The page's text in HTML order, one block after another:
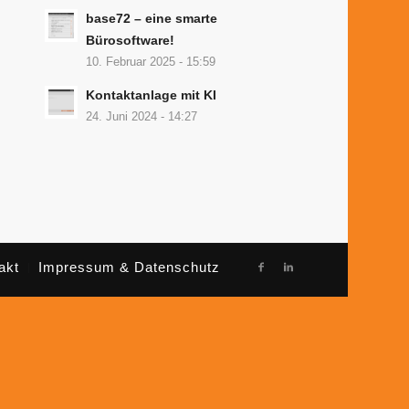
base72 – eine smarte
Bürosoftware!
10. Februar 2025 - 15:59
Kontaktanlage mit KI
24. Juni 2024 - 14:27
Impressum & Datenschutz